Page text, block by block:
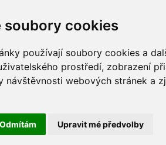
soubory cookies
používají soubory cookies a
prostředí, zobrazení
návštěvnosti webových stránek a
Odmítám Upravit mé předvolby